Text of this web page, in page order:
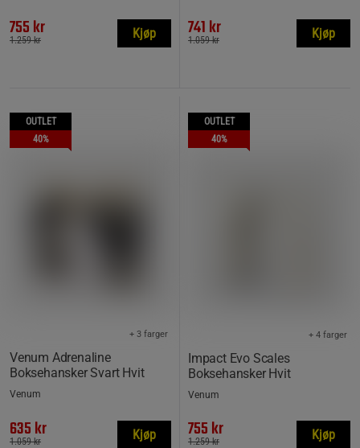
755 kr
1.259 kr Kjøp 741 kr
1.059 kr Kjøp
OUTLET
40%
Venum Adrenaline
Boksehansker Svart Hvit
+ 3 farger
Venum
635 kr
1.059 kr Kjøp
OUTLET
40%
Impact Evo Scales
Boksehansker Hvit
+ 4 farger
Venum
755 kr
1.259 kr Kjøp